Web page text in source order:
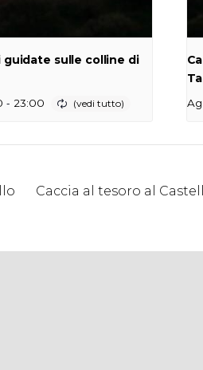
guidate sulle colline di
- 23:00
Caccia al tesoro al